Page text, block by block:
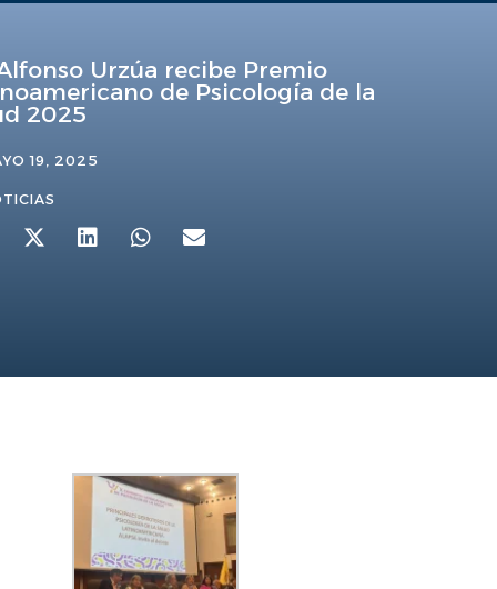
Urzúa recibe Premio
de Psicología de la
2025
19, 2025